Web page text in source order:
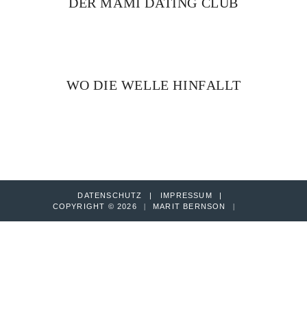
WO DIE WELLE HINFÄLLT
DATENSCHUTZ
IMPRESSUM
COPYRIGHT © 2026
| MARIT BERNSON |